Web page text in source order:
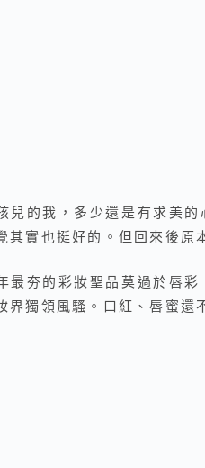
兒的我，多少還是有求美
其實也挺好的。但回來後原
最夯的彩妝聖品莫過於唇
界獨領風騷。口紅、唇蜜還